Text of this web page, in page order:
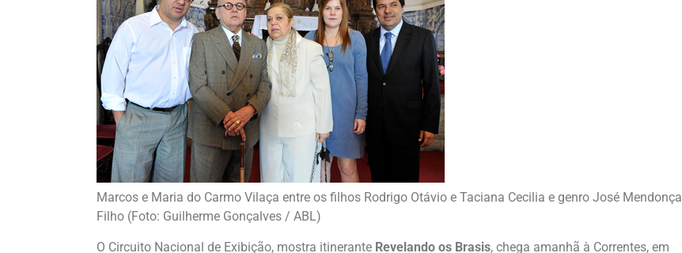
Marcos e Maria do Carmo Vilaça entre os filhos Rodrigo Otávio e Taciana Cecilia e genro José Mendonça
Filho (Foto: Guilherme Gonçalves / ABL)
O Circuito Nacional de Exibição, mostra itinerante Revelando os Brasis, chega amanhã à Correntes, em